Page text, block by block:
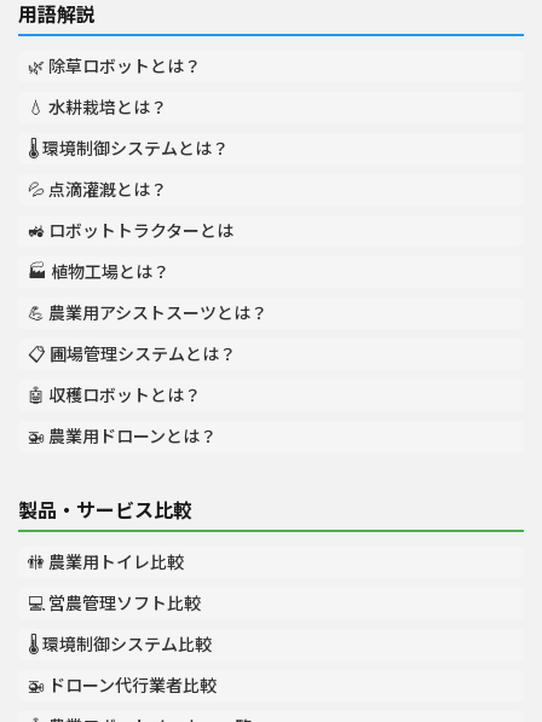
用語解説
🌿 除草ロボットとは？
💧 水耕栽培とは？
🌡️ 環境制御システムとは？
💦 点滴灌漑とは？
🚜 ロボットトラクターとは
🏭 植物工場とは？
💪 農業用アシストスーツとは？
📋 圃場管理システムとは？
🤖 収穫ロボットとは？
🚁 農業用ドローンとは？
製品・サービス比較
🚻 農業用トイレ比較
💻 営農管理ソフト比較
🌡️ 環境制御システム比較
🚁 ドローン代行業者比較